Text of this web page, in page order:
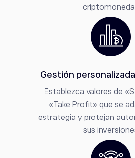
Gestión
Establezca valores de
«Take Profit» que se
estrategia y protejan
sus